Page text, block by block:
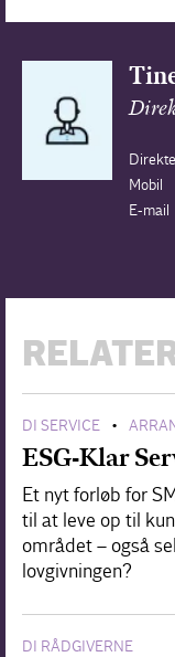
Direkte
Mobil
E-mail
DI SERVICE •
ESG-Klar
Et nyt forløb for
til at leve op til
området – også
lovgivningen?
DI RÅDGIVERNE